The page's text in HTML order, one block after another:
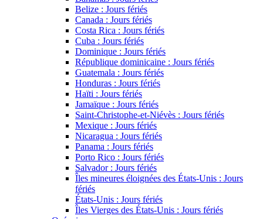
Belize : Jours fériés
Canada : Jours fériés
Costa Rica : Jours fériés
Cuba : Jours fériés
Dominique : Jours fériés
République dominicaine : Jours fériés
Guatemala : Jours fériés
Honduras : Jours fériés
Haïti : Jours fériés
Jamaïque : Jours fériés
Saint-Christophe-et-Niévès : Jours fériés
Mexique : Jours fériés
Nicaragua : Jours fériés
Panama : Jours fériés
Porto Rico : Jours fériés
Salvador : Jours fériés
Îles mineures éloignées des États-Unis : Jours
fériés
États-Unis : Jours fériés
Îles Vierges des États-Unis : Jours fériés